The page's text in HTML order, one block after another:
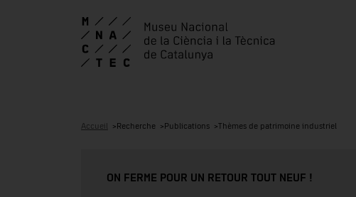
Accueil Recherche Publications Thèmes de patrimoine industriel
ON FERME POUR UN RETOUR TOUT NEUF !